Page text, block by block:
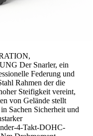
Der Snarler, ein
Federung und
Rahmen der die
Steifigkeit vereint,
von Gelände stellt
Sachen Sicherheit und
4-Takt-DOHC-